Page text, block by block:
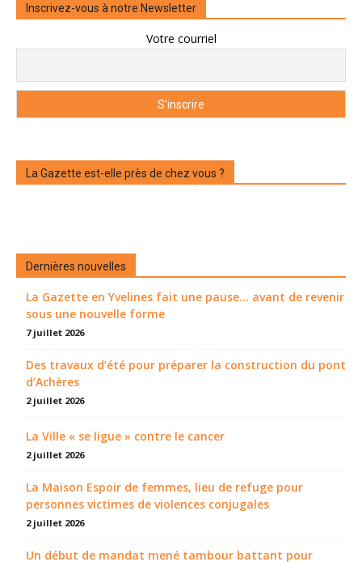
Inscrivez-vous à notre Newsletter
Votre courriel
La Gazette est-elle près de chez vous ?
Dernières nouvelles
La Gazette en Yvelines fait une pause... avant de revenir
sous une nouvelle forme
7 juillet 2026
Des travaux d’été pour préparer la construction du pont
d’Achères
2 juillet 2026
La Ville « se ligue » contre le cancer
2 juillet 2026
La Maison Espoir de femmes, lieu de refuge pour
personnes victimes de violences conjugales
2 juillet 2026
Un début de mandat mené tambour battant pour